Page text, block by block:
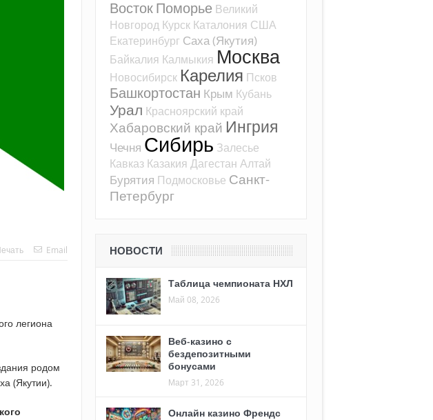
Email
легиона
родом
(Якутии).
ВостокПоморье Великий
Новгород Курск Каталония США
Екатеринбург Саха (Якутия)
Байкалия Калмыкия Москва
Новосибирск Карелия Псков
Башкортостан Крым Кубань
Урал Красноярский край
Хабаровский край Ингрия
Чечня Сибирь Залесье
Кавказ Казакия Дагестан Алтай
Бурятия Подмосковье Санкт-
Петербург
НОВОСТИ
Таблица чемпионата НХЛ
Май 08, 2026
Веб-казино с
бездепозитными
бонусами
Март 31, 2026
Онлайн казино Френдс